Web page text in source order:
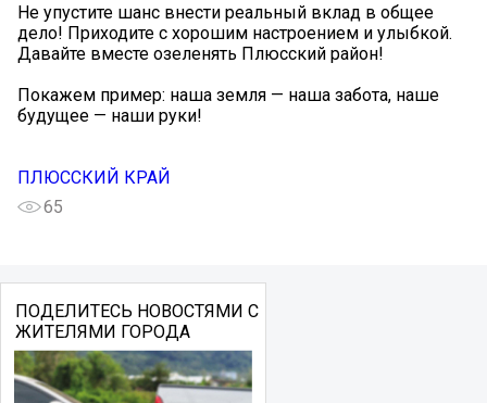
Не упустите шанс внести реальный вклад в общее
дело! Приходите с хорошим настроением и улыбкой.
Давайте вместе озеленять Плюсский район!
Покажем пример: наша земля — наша забота, наше
будущее — наши руки!
ПЛЮССКИЙ КРАЙ
65
ПОДЕЛИТЕСЬ НОВОСТЯМИ С
ЖИТЕЛЯМИ ГОРОДА